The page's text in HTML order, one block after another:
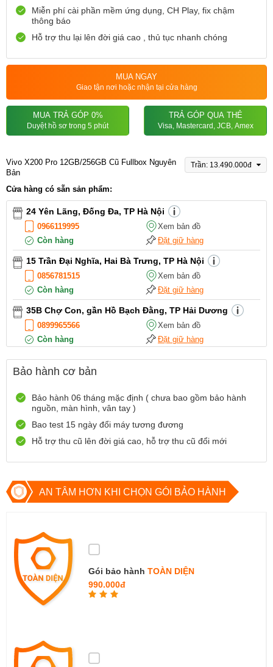
Miễn phí cài phần mềm ứng dụng, CH Play, fix chậm
thông báo
Hỗ trợ thu lại lên đời giá cao , thủ tục nhanh chóng
MUA NGAY
Giao tận nơi hoặc nhận tại cửa hàng
MUA TRẢ GÓP 0%
Duyệt hồ sơ trong 5 phút
TRẢ GÓP QUA THẺ
Visa, Mastercard, JCB, Amex
Vivo X200 Pro 12GB/256GB Cũ Fullbox Nguyên
Bản
Trần: 13.490.000đ
Cửa hàng có sẵn sản phẩm:
24 Yên Lãng, Đống Đa, TP Hà Nội
0966119995
Xem bản đồ
Còn hàng
Đặt giữ hàng
15 Trần Đại Nghĩa, Hai Bà Trưng, TP Hà Nội
0856781515
Xem bản đồ
Còn hàng
Đặt giữ hàng
35B Chợ Con, gần Hồ Bạch Đằng, TP Hải Dương
0899965566
Xem bản đồ
Còn hàng
Đặt giữ hàng
12 Điện Biên Phủ, TP Hải Phòng
0916551212
Số 72 Trần Thành Ngọ,TP Hải Phòng
0888667272
Xem bản đồ
Còn hàng
Đặt giữ hàng
Còn hàng
Đặt giữ hàng
Bảo hành cơ bản
Bảo hành 06 tháng mặc định ( chưa bao gồm bảo hành
nguồn, màn hình, vân tay )
Bao test 15 ngày đổi máy tương đương
Hỗ trợ thu cũ lên đời giá cao, hỗ trợ thu cũ đổi mới
AN TÂM HƠN KHI CHỌN GÓI BẢO HÀNH
Gói bảo hành TOÀN DIỆN
990.000đ